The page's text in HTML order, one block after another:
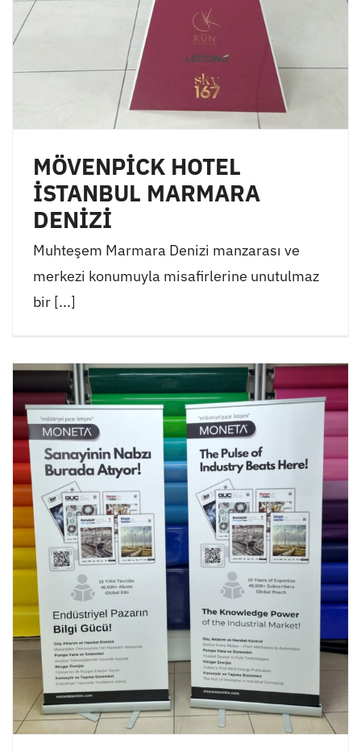
MÖVENPİCK HOTEL
İSTANBUL MARMARA
DENİZİ
Muhteşem Marmara Denizi manzarası ve
merkezi konumuyla misafirlerine unutulmaz
bir [...]